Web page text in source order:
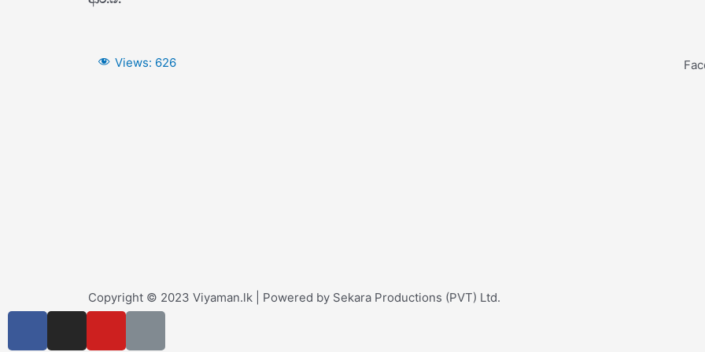
Views: 626
Copyright © 2023 Viyaman.lk | Powered by Sekara Productions (PVT) Ltd.